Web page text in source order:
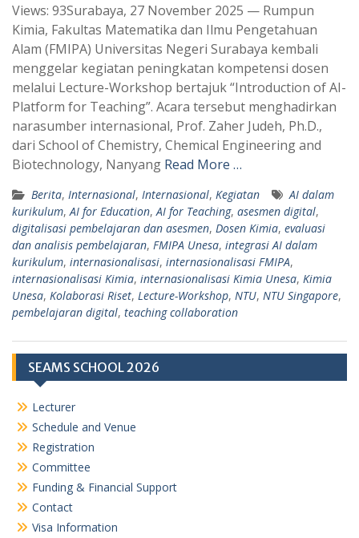
a
t
s
A
p
p
l
e
g
r
a
m
Views: 93Surabaya, 27 November 2025 — Rumpun
Kimia, Fakultas Matematika dan Ilmu Pengetahuan
Alam (FMIPA) Universitas Negeri Surabaya kembali
menggelar kegiatan peningkatan kompetensi dosen
melalui Lecture-Workshop bertajuk “Introduction of AI-
Platform for Teaching”. Acara tersebut menghadirkan
narasumber internasional, Prof. Zaher Judeh, Ph.D.,
dari School of Chemistry, Chemical Engineering and
Biotechnology, Nanyang Read More …
Berita, Internasional, Internasional, Kegiatan
AI dalam
kurikulum, AI for Education, AI for Teaching, asesmen digital,
digitalisasi pembelajaran dan asesmen, Dosen Kimia, evaluasi
dan analisis pembelajaran, FMIPA Unesa, integrasi AI dalam
kurikulum, internasionalisasi, internasionalisasi FMIPA,
internasionalisasi Kimia, internasionalisasi Kimia Unesa, Kimia
Unesa, Kolaborasi Riset, Lecture-Workshop, NTU, NTU Singapore,
pembelajaran digital, teaching collaboration
SEAMS SCHOOL 2026
Lecturer
Schedule and Venue
Registration
Committee
Funding & Financial Support
Contact
Visa Information